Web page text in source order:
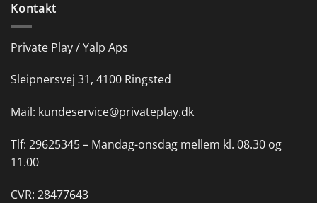
Kontakt
Private Play / Yalp Aps
Sleipnersvej 31, 4100 Ringsted
Mail: kundeservice@privateplay.dk
Tlf: 29625345 – Mandag-onsdag mellem kl. 08.30 og
11.00
CVR: 28477643